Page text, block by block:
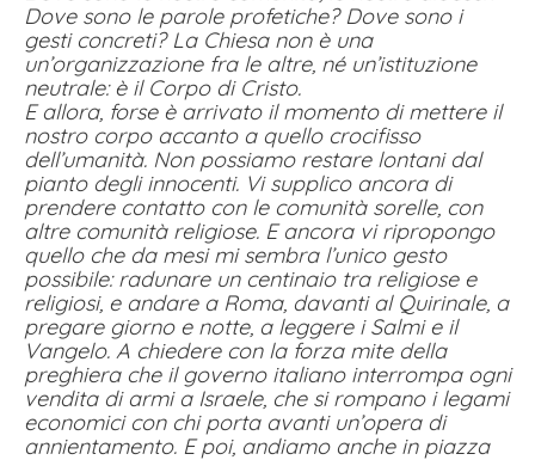
Dove sono le parole profetiche? Dove sono i
gesti concreti? La Chiesa non è una
un’organizzazione fra le altre, né un’istituzione
neutrale: è il Corpo di Cristo.
E allora, forse è arrivato il momento di mettere il
nostro corpo accanto a quello crocifisso
dell’umanità. Non possiamo restare lontani dal
pianto degli innocenti. Vi supplico ancora di
prendere contatto con le comunità sorelle, con
altre comunità religiose. E ancora vi ripropongo
quello che da mesi mi sembra l’unico gesto
possibile: radunare un centinaio tra religiose e
religiosi, e andare a Roma, davanti al Quirinale, a
pregare giorno e notte, a leggere i Salmi e il
Vangelo. A chiedere con la forza mite della
preghiera che il governo italiano interrompa ogni
vendita di armi a Israele, che si rompano i legami
economici con chi porta avanti un’opera di
annientamento. E poi, andiamo anche in piazza